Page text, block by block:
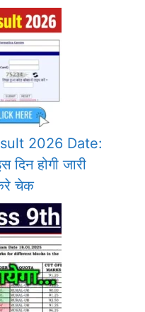
2026 Date:
दिन होगी जारी
चेक